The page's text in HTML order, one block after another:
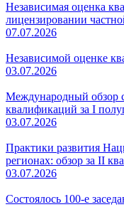
Независимая оценка
лицензировании
07.07.2026
Независимой оценке
03.07.2026
Международный обзор
квалификаций за I
03.07.2026
Практики развития
регионах: обзор за II
03.07.2026
Состоялось 100-е